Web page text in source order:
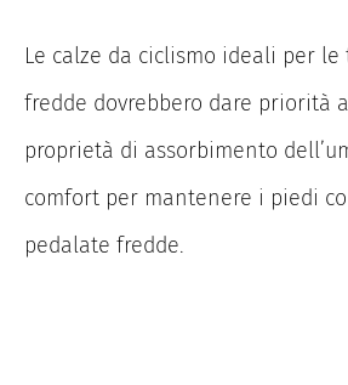
Le calze da ciclismo ideali per le
fredde dovrebbero dare priorità
proprietà di assorbimento
comfort per mantenere i piedi
pedalate fredde.